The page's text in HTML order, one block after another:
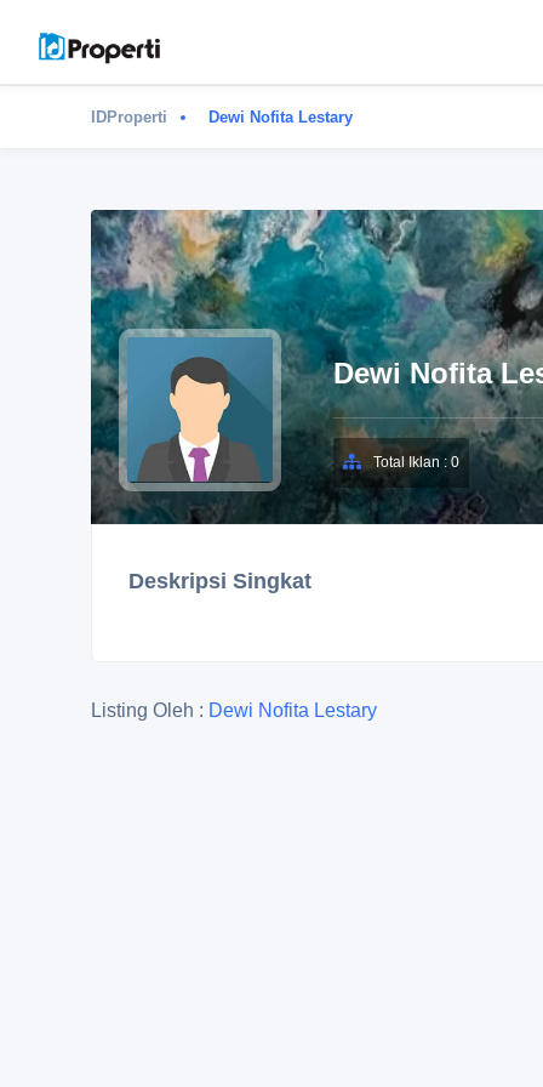
IDProperti Dewi Nofita Lestary
Dewi Nofita
Total Iklan : 0
Deskripsi Singkat
Listing Oleh : Dewi Nofita Lestary